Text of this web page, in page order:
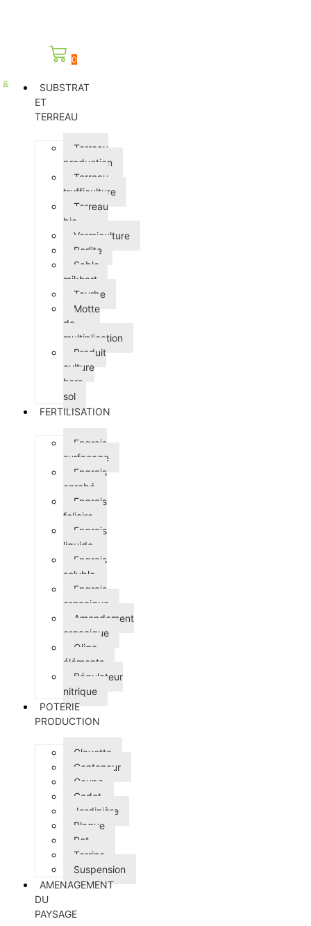
0
SUBSTRAT
ET
TERREAU
Terreau
production
Terreau
trufficulture
Terreau
bio
Vermiculture
Perlite
Sable
mikhart
Tourbe
Motte
de
multiplication
Produit
culture
hors
sol
FERTILISATION
Engrais
surfaçage
Engrais
enrobé
Engrais
foliaire
Engrais
liquide
Engrais
soluble
Engrais
organique
Amendement
organique
Oligo-
éléments
Régulateur
nitrique
POTERIE
PRODUCTION
Clayette
Conteneur
Coupe
Godet
Jardinière
Plaque
Pot
Terrine
Suspension
AMENAGEMENT
DU
PAYSAGE